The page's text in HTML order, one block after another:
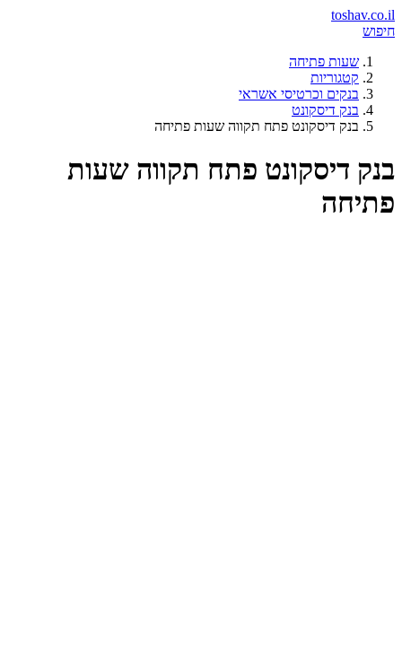
toshav.co.il
חיפוש
שעות פתיחה
קטגוריות
בנקים וכרטיסי אשראי
בנק דיסקונט
בנק דיסקונט פתח תקווה שעות פתיחה
בנק דיסקונט פתח תקווה שעות
פתיחה